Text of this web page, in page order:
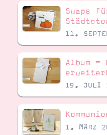
Angebote
Demonstrator werden
Gutscheine
Produkte erklärt
Über mich
Über Stampin’ Up!
Swaps
11.
Album
19. JULI
1. MÄRZ